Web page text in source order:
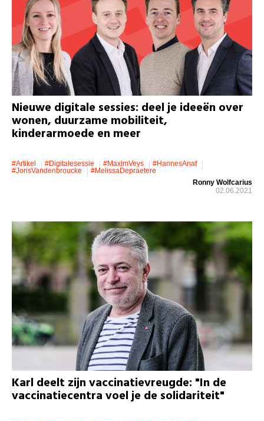
Nieuwe digitale sessies: deel je ideeën over
wonen, duurzame mobiliteit,
kinderarmoede en meer
#artikel #Digitalesessie #MaximVeys
#HannesAnaf
#JorisVandenbroucke
#MelissaDepraetere
Ronny Wolfcarius
02.06.2021
Karl deelt zijn vaccinatievreugde: "In de
vaccinatiecentra voel je de solidariteit"